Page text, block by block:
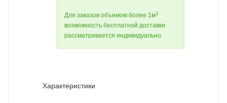
Для заказов объемом более 1м3
возможность бесплатной доставки
рассматривается индивидуально
Характеристики